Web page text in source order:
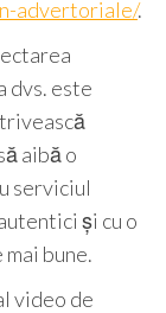
advertoriale/.
dvs. este
aibă o
serviciul
și cu o
bune.
video de